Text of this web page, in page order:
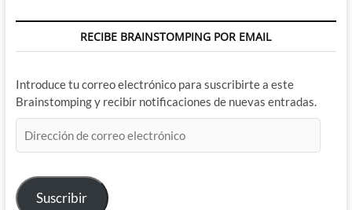
RECIBE BRAINSTOMPING POR EMAIL
Introduce tu correo electrónico para suscribirte a este
Brainstomping y recibir notificaciones de nuevas entradas.
de
electrónico
Suscribir